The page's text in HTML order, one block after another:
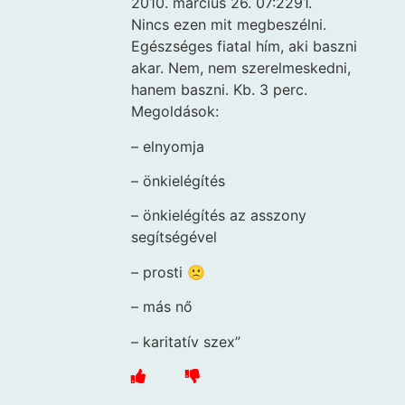
Nincs ezen mit megbeszélni.
Egészséges fiatal hím, aki baszni
akar. Nem, nem szerelmeskedni,
hanem baszni. Kb. 3 perc.
Megoldások:
– elnyomja
– önkielégítés
– önkielégítés az asszony
segítségével
– prosti 🙁
– más nő
– karitatív szex”